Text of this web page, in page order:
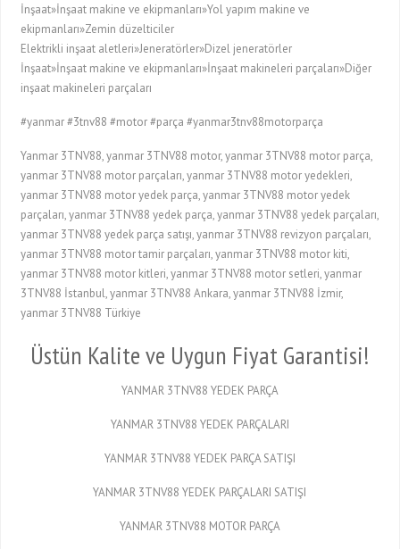
İnşaat»İnşaat makine ve ekipmanları»Yol yapım makine ve
ekipmanları»Zemin düzelticiler
Elektrikli inşaat aletleri»Jeneratörler»Dizel jeneratörler
İnşaat»İnşaat makine ve ekipmanları»İnşaat makineleri parçaları»Diğer
inşaat makineleri parçaları
#yanmar #3tnv88 #motor #parça #yanmar3tnv88motorparça
Yanmar 3TNV88, yanmar 3TNV88 motor, yanmar 3TNV88 motor parça,
yanmar 3TNV88 motor parçaları, yanmar 3TNV88 motor yedekleri,
yanmar 3TNV88 motor yedek parça, yanmar 3TNV88 motor yedek
parçaları, yanmar 3TNV88 yedek parça, yanmar 3TNV88 yedek parçaları,
yanmar 3TNV88 yedek parça satışı, yanmar 3TNV88 revizyon parçaları,
yanmar 3TNV88 motor tamir parçaları, yanmar 3TNV88 motor kiti,
yanmar 3TNV88 motor kitleri, yanmar 3TNV88 motor setleri, yanmar
3TNV88 İstanbul, yanmar 3TNV88 Ankara, yanmar 3TNV88 İzmir,
yanmar 3TNV88 Türkiye
Üstün Kalite ve Uygun Fiyat Garantisi!
YANMAR 3TNV88 YEDEK PARÇA
YANMAR 3TNV88 YEDEK PARÇALARI
YANMAR 3TNV88 YEDEK PARÇA SATIŞI
YANMAR 3TNV88 YEDEK PARÇALARI SATIŞI
YANMAR 3TNV88 MOTOR PARÇA